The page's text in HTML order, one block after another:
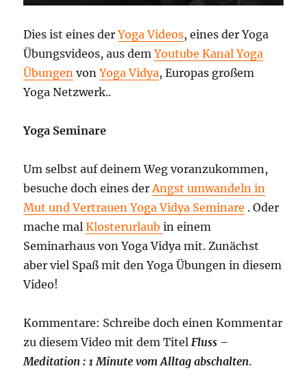
Dies ist eines derYoga Videos, eines der Yoga
Übungsvideos, aus demYoutube Kanal Yoga
Übungen vonYoga Vidya, Europas großem
Yoga Netzwerk..
Yoga Seminare
Um selbst auf deinem Weg voranzukommen,
besuche doch eines der Angst umwandeln in
Mut und Vertrauen Yoga Vidya Seminare . Oder
mache malKlosterurlaubin einem
Seminarhaus von Yoga Vidya mit. Zunächst
aber viel Spaß mit den Yoga Übungen in diesem
Video!
Kommentare: Schreibe doch einen Kommentar
zu diesem Video mit dem Titel Fluss –
Meditation : 1 Minute vom Alltag abschalten.